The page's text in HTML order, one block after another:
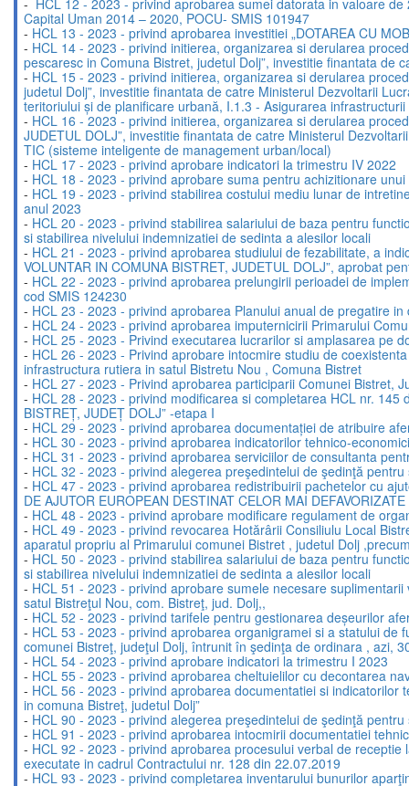
- HCL 12 - 2023 - privind aprobarea sumei datorata in valoare
Capital Uman 2014 – 2020, POCU- SMIS 101947
- HCL 13 - 2023 - privind aprobarea investitiei „DOTAREA CU
- HCL 14 - 2023 - privind initierea, organizarea si derularea
pescaresc in Comuna Bistret, judetul Dolj”, investitie finantata
- HCL 15 - 2023 - privind initierea, organizarea si derularea
judetul Dolj”, investitie finantata de catre Ministerul Dezvoltarii
teritoriului și de planificare urbană, I.1.3 - Asigurarea
- HCL 16 - 2023 - privind initierea, organizarea si derularea
JUDETUL DOLJ”, investitie finantata de catre Ministerul
TIC (sisteme inteligente de management urban/local)
- HCL 17 - 2023 - privind aprobare indicatori la trimestru IV 2022
- HCL 18 - 2023 - privind aprobare suma pentru achizitionare
- HCL 19 - 2023 - privind stabilirea costului mediu lunar de
anul 2023
- HCL 20 - 2023 - privind stabilirea salariului de baza pentru
si stabilirea nivelului indemnizatiei de sedinta a alesilor locali
- HCL 21 - 2023 - privind aprobarea studiului de fezabilitate, a
VOLUNTAR IN COMUNA BISTRET, JUDETUL DOLJ”, aprobat
- HCL 22 - 2023 - privind aprobarea prelungirii perioadei de
cod SMIS 124230
- HCL 23 - 2023 - privind aprobarea Planului anual de pregatire
- HCL 24 - 2023 - privind aprobarea imputernicirii Primarului
- HCL 25 - 2023 - Privind executarea lucrarilor si amplasarea pe
- HCL 26 - 2023 - Privind aprobare intocmire studiu de
infrastructura rutiera in satul Bistretu Nou , Comuna Bistret
- HCL 27 - 2023 - Privind aprobarea participarii Comunei Bistret,
- HCL 28 - 2023 - privind modificarea si completarea HCL nr. 145
BISTREȚ, JUDEȚ DOLJ” -etapa I
- HCL 29 - 2023 - privind aprobarea documentației de atribuire
- HCL 30 - 2023 - privind aprobarea indicatorilor tehnico-
- HCL 31 - 2023 - privind aprobarea serviciilor de consultanta
- HCL 32 - 2023 - privind alegerea preşedintelui de şedinţă
- HCL 47 - 2023 - privind aprobarea redistribuirii pachetelor cu
DE AJUTOR EUROPEAN DESTINAT CELOR MAI
- HCL 48 - 2023 - privind aprobare modificare regulament de
- HCL 49 - 2023 - privind revocarea Hotărârii Consiliulu Local
aparatul propriu al Primarului comunei Bistret , judetul Dolj
- HCL 50 - 2023 - privind stabilirea salariului de baza pentru
si stabilirea nivelului indemnizatiei de sedinta a alesilor locali
- HCL 51 - 2023 - privind aprobare sumele necesare
satul Bistreţul Nou, com. Bistreţ, jud. Dolj,,
- HCL 52 - 2023 - privind tarifele pentru gestionarea deșeurilor
- HCL 53 - 2023 - privind aprobarea organigramei si a statului de
comunei Bistreţ, judeţul Dolj, întrunit în şedinţa de ordinara , azi,
- HCL 54 - 2023 - privind aprobare indicatori la trimestru I 2023
- HCL 55 - 2023 - privind aprobarea cheltuielilor cu decontarea
- HCL 56 - 2023 - privind aprobarea documentatiei si
in comuna Bistreţ, judetul Dolj”
- HCL 90 - 2023 - privind alegerea preşedintelui de şedinţă
- HCL 91 - 2023 - privind aprobarea intocmirii documentatiei
- HCL 92 - 2023 - privind aprobarea procesului verbal de
executate in cadrul Contractului nr. 128 din 22.07.2019
- HCL 93 - 2023 - privind completarea inventarului bunurilor